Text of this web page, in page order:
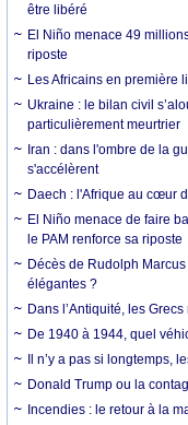
être libéré
El Niño menace 49
riposte
Les Africains en première
Ukraine : le bilan civil
particulièrement meurtrier
Iran : dans l'ombre de la
s'accélèrent
Daech : l'Afrique au cœur
El Niño menace de faire
le PAM renforce sa riposte
Décès de Rudolph
élégantes ?
Dans l’Antiquité, les
De 1940 à 1944, quel
Il n’y a pas si longtemps,
Donald Trump ou la
Incendies : le retour à la